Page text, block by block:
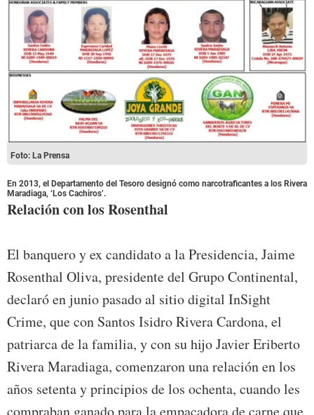
Foto: La Prensa
En 2013, el Departamento del Tesoro designó como narcotraficantes a los Rivera
Maradiaga, ‘Los Cachiros’.
Relación con los Rosenthal
El banquero y ex candidato a la Presidencia, Jaime
Rosenthal Oliva, presidente del Grupo Continental,
declaró en junio pasado al sitio digital InSight
Crime, que con Santos Isidro Rivera Cardona, el
patriarca de la familia, y con su hijo Javier Eriberto
Rivera Maradiaga, comenzaron una relación en los
años setenta y principios de los ochenta, cuando les
compraban ganado para la empacadora de carne que